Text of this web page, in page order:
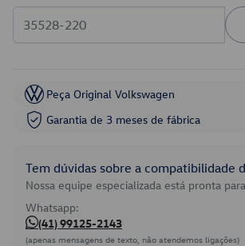
Peça Original Volkswagen
Garantia de 3 meses de fábrica
Tem dúvidas sobre a compatibilidade
Nossa equipe especializada está pronta
Whatsapp:
(41) 99125-2143
(apenas mensagens de texto, não atendemos ligações)